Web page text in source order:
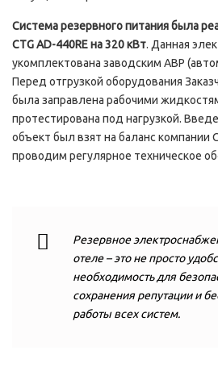
Система резервного питания была
CTG AD-440RE на 320 кВт. Данная
укомплектована заводским АВР
Перед отгрузкой оборудования
была заправлена рабочими
протестирована под нагрузкой.
объект был взят на баланс
проводим регулярное техническое
Резервное
отеле – это не просто
необходимость для
сохранения репутации и
работы всех систем.